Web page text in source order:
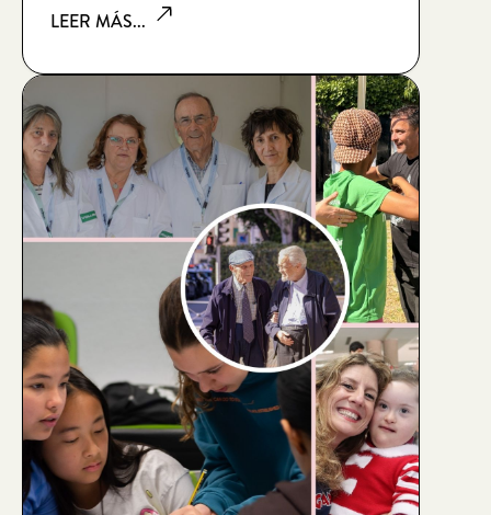
deseada por edad, enfermedad, dependencia,
LEER MÁS...